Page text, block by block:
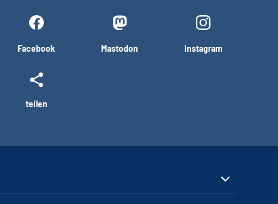
Facebook Mastodon Instagram
teilen